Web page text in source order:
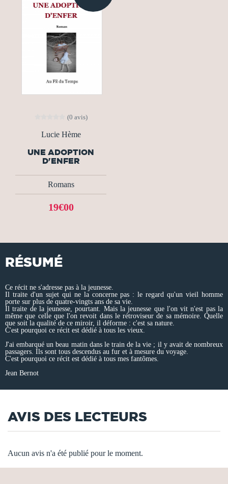
(0 avis)
Lucie Hème
UNE ADOPTION
D'ENFER
Romans
19€00
RÉSUMÉ
Ce récit ne s'adresse pas à la jeunesse.
Il traite d'un sujet qui ne la concerne pas : le regard qu'un vieil homme
porte sur plus de quatre-vingts ans de sa vie.
Il traite de la jeunesse, pourtant. Mais la jeunesse que l'on vit n'est pas la
même que celle que l'on revoit dans le rétroviseur de sa mémoire. Quelle
que soit la qualité de ce miroir, il déforme : c'est sa nature.
C'est pourquoi ce récit est dédié à tous les vieux.
J'ai embarqué un beau matin dans le train de la vie ; il y avait de nombreux
passagers. Ils sont tous descendus au fur et à mesure du voyage.
C'est pourquoi ce récit est dédié à tous mes fantômes.
Jean Bernot
AVIS DES LECTEURS
Aucun avis n'a été publié pour le moment.